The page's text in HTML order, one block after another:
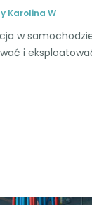
Karolina W
w
i